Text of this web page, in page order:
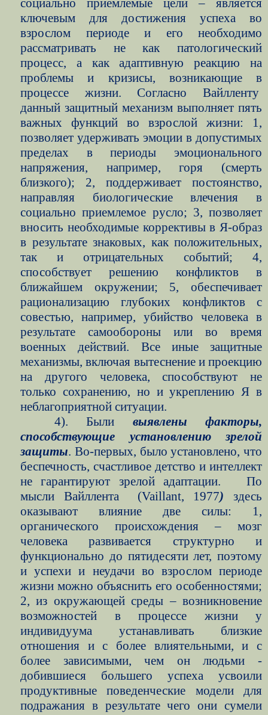
ключевым для достижения успеха во
взрослом периоде и его необходимо
рассматривать не как патологический
процесс, а как адаптивную реакцию на
проблемы и кризисы, возникающие в
процессе жизни. Согласно Вайлленту
данный защитный механизм выполняет пять
важных функций во взрослой жизни: 1,
позволяет удерживать эмоции в допустимых
пределах в периоды эмоционального
напряжения, например, горя (смерть
близкого); 2, поддерживает постоянство,
направляя биологические влечения в
социально приемлемое русло; 3, позволяет
вносить необходимые коррективы в Я-образ
в результате знаковых, как положительных,
так и отрицательных событий; 4,
способствует решению конфликтов в
ближайшем окружении; 5, обеспечивает
рационализацию глубоких конфликтов с
совестью, например, убийство человека в
результате самообороны или во время
военных действий. Все иные защитные
механизмы, включая вытеснение и проекцию
на другого человека, способствуют не
только сохранению, но и укреплению Я в
неблагоприятной ситуации.
4). Были выявлены факторы,
способствующие установлению зрелой
защиты. Во-первых, было установлено, что
беспечность, счастливое детство и интеллект
не гарантируют зрелой адаптации.
По
мысли Вайллента
(Vaillant, 1977) здесь
оказывают влияние две силы: 1,
органического происхождения – мозг
человека развивается структурно и
функционально до пятидесяти лет, поэтому
и успехи и неудачи во взрослом периоде
жизни можно объяснить его особенностями;
2, из окружающей среды – возникновение
возможностей в процессе жизни у
индивидуума устанавливать близкие
отношения и с более влиятельными, и с
более зависимыми, чем он людьми -
добившиеся большего успеха усвоили
продуктивные поведенческие модели для
подражания в результате чего они сумели